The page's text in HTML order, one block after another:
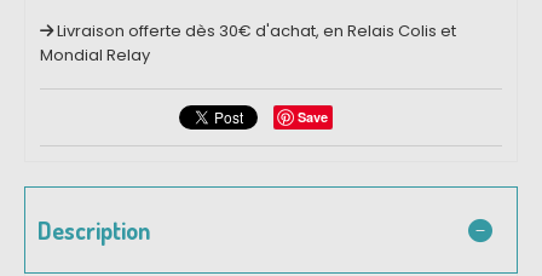
Livraison offerte dès 30€ d'achat, en Relais Colis et
Mondial Relay
Save
Description